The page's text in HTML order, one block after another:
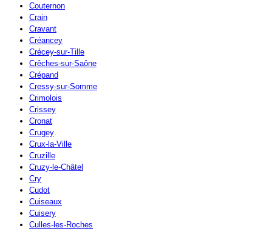
Couternon
Crain
Cravant
Créancey
Crécey-sur-Tille
Crêches-sur-Saône
Crépand
Cressy-sur-Somme
Crimolois
Crissey
Cronat
Crugey
Crux-la-Ville
Cruzille
Cruzy-le-Châtel
Cry
Cudot
Cuiseaux
Cuisery
Culles-les-Roches